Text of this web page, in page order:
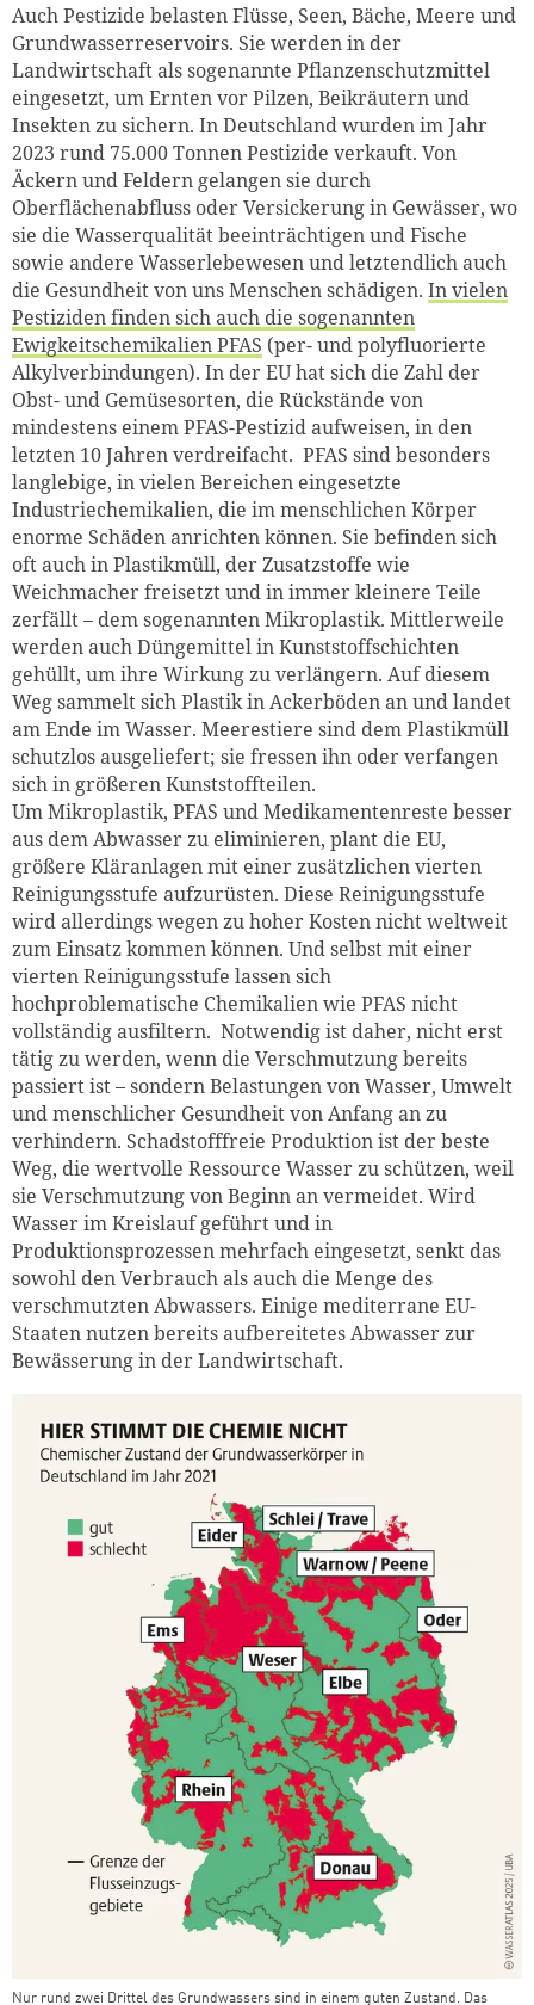
Auch Pestizide belasten Flüsse, Seen, Bäche, Meere und
Grundwasserreservoirs. Sie werden in der
Landwirtschaft als sogenannte Pflanzenschutzmittel
eingesetzt, um Ernten vor Pilzen, Beikräutern und
Insekten zu sichern. In Deutschland wurden im Jahr
2023 rund 75.000 Tonnen Pestizide verkauft. Von
Äckern und Feldern gelangen sie durch
Oberflächenabfluss oder Versickerung in Gewässer, wo
sie die Wasserqualität beeinträchtigen und Fische
sowie andere Wasserlebewesen und letztendlich auch
die Gesundheit von uns Menschen schädigen. In vielen
Pestiziden finden sich auch die sogenannten
Ewigkeitschemikalien PFAS (per- und polyfluorierte
Alkylverbindungen). In der EU hat sich die Zahl der
Obst- und Gemüsesorten, die Rückstände von
mindestens einem PFAS-Pestizid aufweisen, in den
letzten 10 Jahren verdreifacht. PFAS sind besonders
langlebige, in vielen Bereichen eingesetzte
Industriechemikalien, die im menschlichen Körper
enorme Schäden anrichten können. Sie befinden sich
oft auch in Plastikmüll, der Zusatzstoffe wie
Weichmacher freisetzt und in immer kleinere Teile
zerfällt – dem sogenannten Mikroplastik. Mittlerweile
werden auch Düngemittel in Kunststoffschichten
gehüllt, um ihre Wirkung zu verlängern. Auf diesem
Weg sammelt sich Plastik in Ackerböden an und landet
am Ende im Wasser. Meerestiere sind dem Plastikmüll
schutzlos ausgeliefert; sie fressen ihn oder verfangen
sich in größeren Kunststoffteilen.
Um Mikroplastik, PFAS und Medikamentenreste besser
aus dem Abwasser zu eliminieren, plant die EU,
größere Kläranlagen mit einer zusätzlichen vierten
Reinigungsstufe aufzurüsten. Diese Reinigungsstufe
wird allerdings wegen zu hoher Kosten nicht weltweit
zum Einsatz kommen können. Und selbst mit einer
vierten Reinigungsstufe lassen sich
hochproblematische Chemikalien wie PFAS nicht
vollständig ausfiltern. Notwendig ist daher, nicht erst
tätig zu werden, wenn die Verschmutzung bereits
passiert ist – sondern Belastungen von Wasser, Umwelt
und menschlicher Gesundheit von Anfang an zu
verhindern. Schadstofffreie Produktion ist der beste
Weg, die wertvolle Ressource Wasser zu schützen, weil
sie Verschmutzung von Beginn an vermeidet. Wird
Wasser im Kreislauf geführt und in
Produktionsprozessen mehrfach eingesetzt, senkt das
sowohl den Verbrauch als auch die Menge des
verschmutzten Abwassers. Einige mediterrane EU-
Staaten nutzen bereits aufbereitetes Abwasser zur
Bewässerung in der Landwirtschaft.
Nur rund zwei Drittel des Grundwassers sind in einem guten Zustand. Das
Zum Warenkorb
weiter lesen Zum Warenkorb